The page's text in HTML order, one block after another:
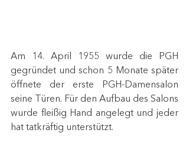
Am 14. April 1955 wurde die PGH
gegründet und schon 5 Monate später
öffnete der erste PGH-Damensalon
seine Türen. Für den Aufbau des Salons
wurde fleißig Hand angelegt und jeder
hat tatkräftig unterstützt.